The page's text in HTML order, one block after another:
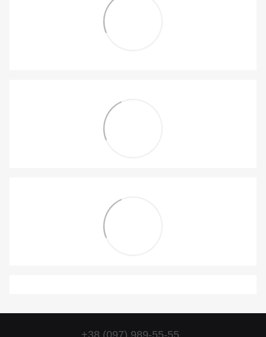
+38 (097) 989-55-55